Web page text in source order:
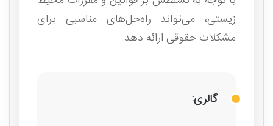
زیستی، می‌تواند راه‌حل‌های مناسبی برای
مشکلات حقوقی ارائه دهد.
گالری: